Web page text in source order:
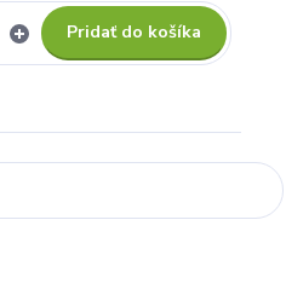
Pridať do košíka